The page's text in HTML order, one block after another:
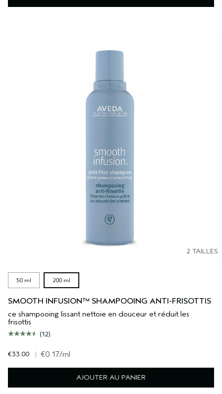
2 TAILLES
50 ml 200 ml
SMOOTH INFUSION™ SHAMPOOING ANTI-FRISOTTIS
ce shampooing lissant nettoie en douceur et réduit les
frisottis
(12)
€33.00 | €0.17/ml
AJOUTER AU PANIER